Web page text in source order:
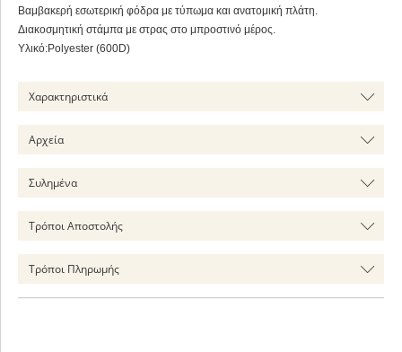
Βαμβακερή εσωτερική φόδρα με τύπωμα και ανατομική πλάτη.
Διακοσμητική στάμπα με στρας στο μπροστινό μέρος.
Υλικό:Polyester (600D)
Χαρακτηριστικά
Αρχεία
Συλημένα
Τρόποι Αποστολής
Τρόποι Πληρωμής